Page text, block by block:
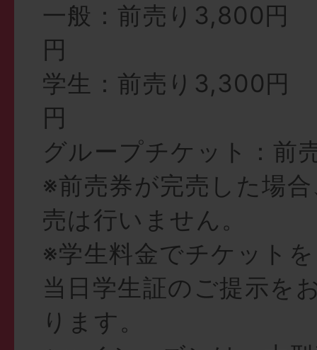
一般：前売り3,800
円
学生：前売り3,300
円
グループチケット：前
※前売券が完売した場
売は行いません。
※学生料金でチケット
当日学生証のご提示を
ります。